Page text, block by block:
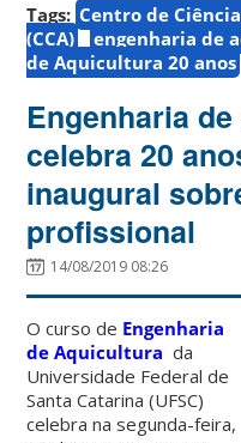
Tags: Centro de
(CCA)
engenharia de
de Aquicultura 20 anos
Engenharia
celebra 20
inaugural
profissional
14/08/2019 08:26
O curso de Engenharia
de Aquicultura da
Universidade Federal de
Santa Catarina (UFSC)
celebra na segunda-feira,